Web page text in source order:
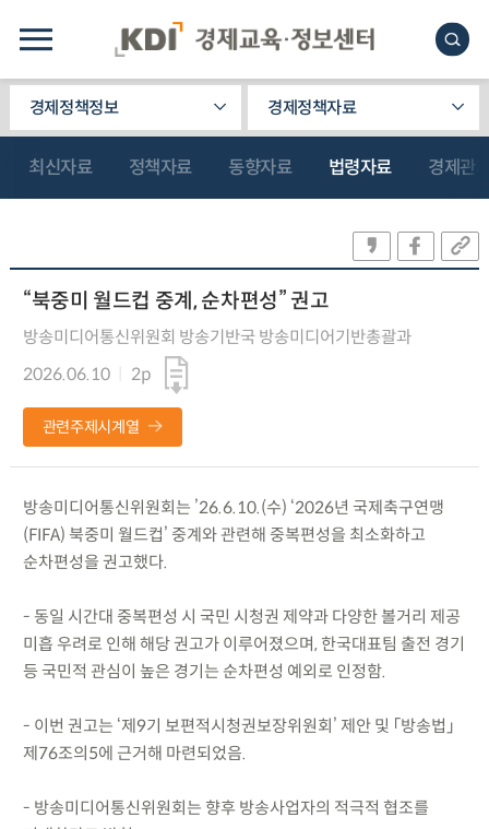
경제정책정보 경제정책자료
최신자료 정책자료 동향자료 법령자료 경제관
“북중미 월드컵 중계, 순차편성” 권고
방송미디어통신위원회 방송기반국 방송미디어기반총괄과
2026.06.10
2p
관련주제시계열
방송미디어통신위원회는 ’26.6.10.(수) ‘2026년 국제축구연맹
(FIFA) 북중미 월드컵’ 중계와 관련해 중복편성을 최소화하고
순차편성을 권고했다.
- 동일 시간대 중복편성 시 국민 시청권 제약과 다양한 볼거리 제공
미흡 우려로 인해 해당 권고가 이루어졌으며, 한국대표팀 출전 경기
등 국민적 관심이 높은 경기는 순차편성 예외로 인정함.
- 이번 권고는 ‘제9기 보편적시청권보장위원회’ 제안 및 「방송법」
제76조의5에 근거해 마련되었음.
- 방송미디어통신위원회는 향후 방송사업자의 적극적 협조를